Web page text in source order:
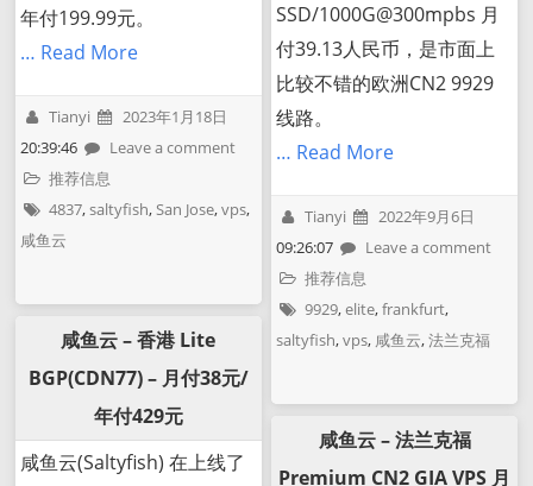
年付199.99元。
… Read More
Tianyi
2023年1月18日
20:39:46
Leave a comment
推荐信息
4837,saltyfish,San Jose,vps,
咸鱼云
咸鱼云 – 香港 Lite
BGP(CDN77) – 月付38元/
年付429元
咸鱼云(Saltyfish) 在上线了
SSD/1000G@300mpbs 月
付39.13人民币，是市面上
比较不错的欧洲CN2 9929
线路。
… Read More
Tianyi
2022年9月6日
09:26:07
Leave a comment
推荐信息
9929,elite,frankfurt,
saltyfish,vps, 咸鱼云,法兰克福
咸鱼云 – 法兰克福
Premium CN2 GIA VPS 月